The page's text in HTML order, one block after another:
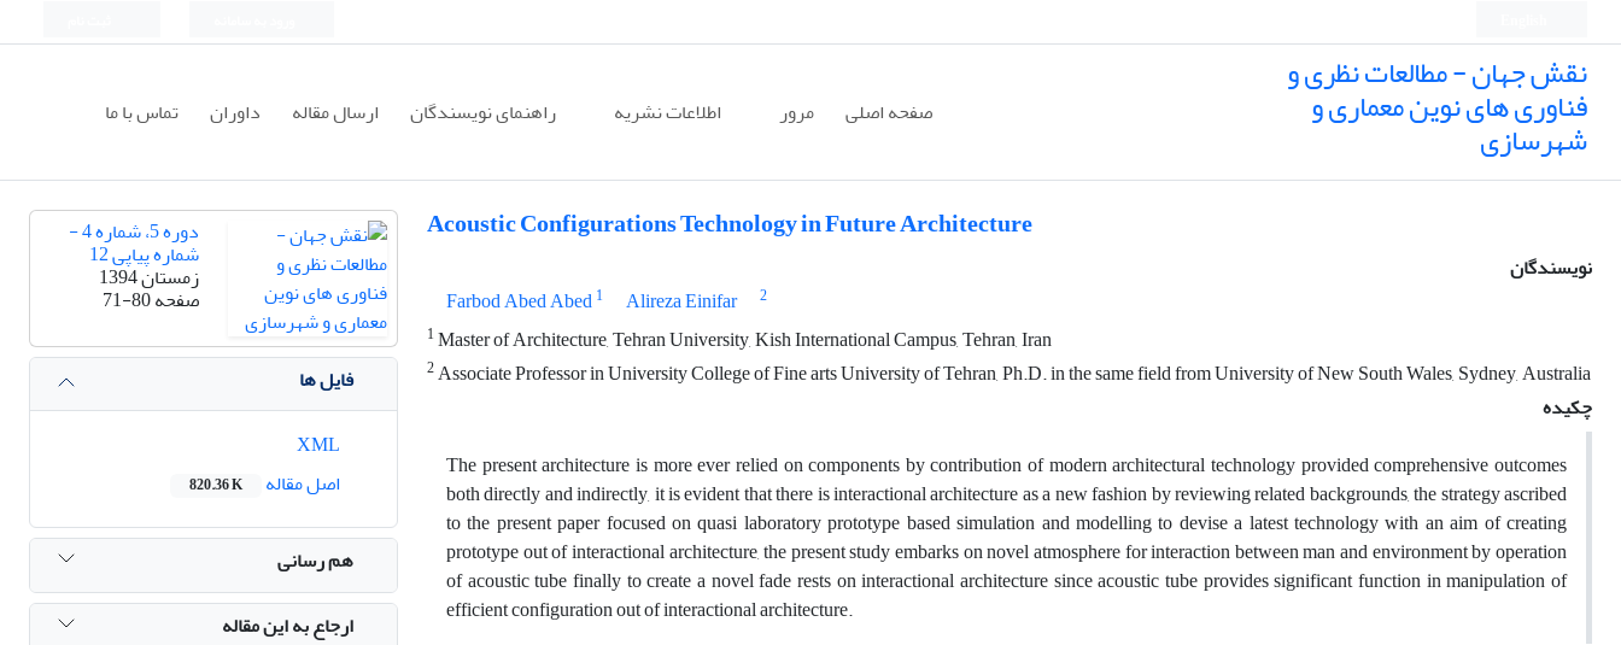
نقش جهان - مطالعات نظری و
فناوری های نوین معماری و
شهرسازی صفحه اصلی مرور اطلاعات نشریه راهنمای نویسندگان ارسال مقاله داوران تماس با ما
Acoustic Configurations Technology in Future Architecture
نویسندگان
Farbod Abed Abed1 Alireza Einifar
2
1Master of Architecture, Tehran University, Kish International Campus, Tehran, Iran
2Associate Professor in University College of Fine arts University of Tehran, Ph.D. in the same field from University of New South Wales, Sydney, Australia
چکیده
The present architecture is more ever relied on components by contribution of modern architectural technology provided comprehensive outcomes
both directly and indirectly, it is evident that there is interactional architecture as a new fashion by reviewing related backgrounds, the strategy ascribed
to the present paper focused on quasi laboratory prototype based simulation and modelling to devise a latest technology with an aim of creating
prototype out of interactional architecture, the present study embarks on novel atmosphere for interaction between man and environment by operation
of acoustic tube finally to create a novel fade rests on interactional architecture since acoustic tube provides significant function in manipulation of
efficient configuration out of interactional architecture.
دوره 5، شماره 4 -
شماره پیاپی 12
زمستان 1394
صفحه71-80
فایل ها
اصل مقاله
820.36 K
هم رسانی
ارجاع به این مقاله